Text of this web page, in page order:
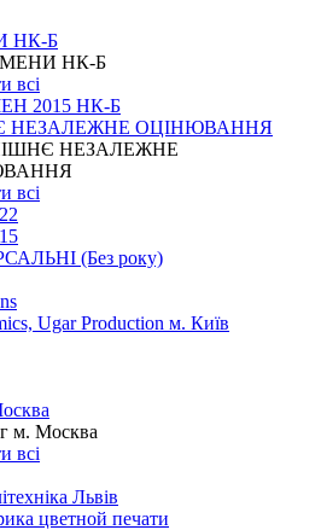
НК-Б
НК-Б
всі
2015 НК-Б
НЕЗАЛЕЖНЕ ОЦІНЮВАННЯ
НЕЗАЛЕЖНЕ
всі
(Без року)
Ugar Production м. Київ
м. Москва
всі
Львів
цветной печати